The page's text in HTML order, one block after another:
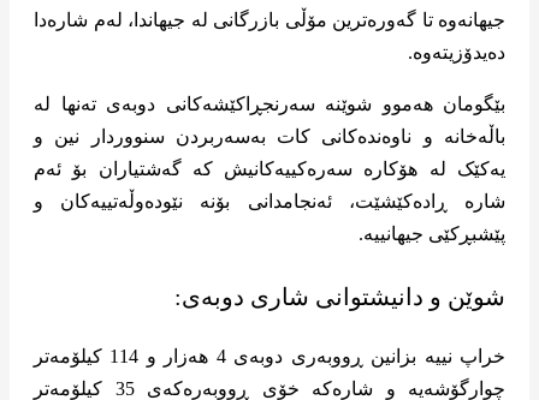
جیهانەوە تا گەورەترین مۆڵی بازرگانی لە جیهاندا، لەم شارەدا
دەیدۆزیتەوە.
بێگومان هەموو شوێنە سەرنجڕاکێشەکانی دوبەی تەنها لە
باڵەخانە و ناوەندەکانی کات بەسەربردن سنووردار نین و
یەکێک لە هۆکارە سەرەکییەکانیش کە گەشتیاران بۆ ئەم
شارە ڕادەکێشێت، ئەنجامدانی بۆنە نێودەوڵەتییەکان و
پێشبڕکێی جیهانییە.
شوێن و دانیشتوانی شاری دوبەی:
خراپ نییە بزانین ڕووبەری دوبەی 4 هەزار و 114 کیلۆمەتر
چوارگۆشەیە و شارەکە خۆی ڕووبەرەکەی 35 کیلۆمەتر